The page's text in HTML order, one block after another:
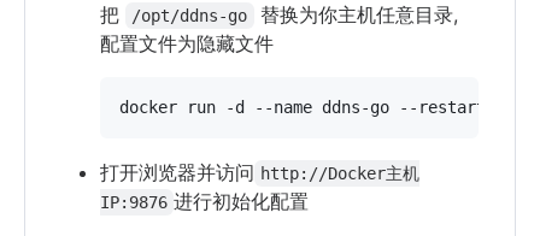
把
/opt/ddns-go
替换为你主机任意目录,
配置文件为隐藏文件
docker run -d --name ddns-go --
打开浏览器并访问 http://Docker主机
IP:9876 进行初始化配置